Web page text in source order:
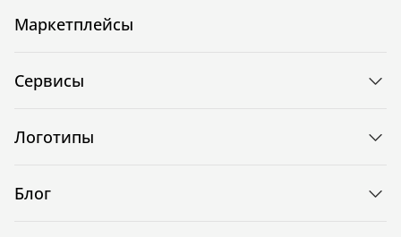
Маркетплейсы
Сервисы
Логотипы
Блог